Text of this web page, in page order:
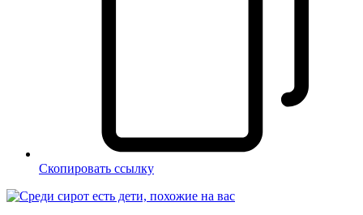
Скопировать ссылку